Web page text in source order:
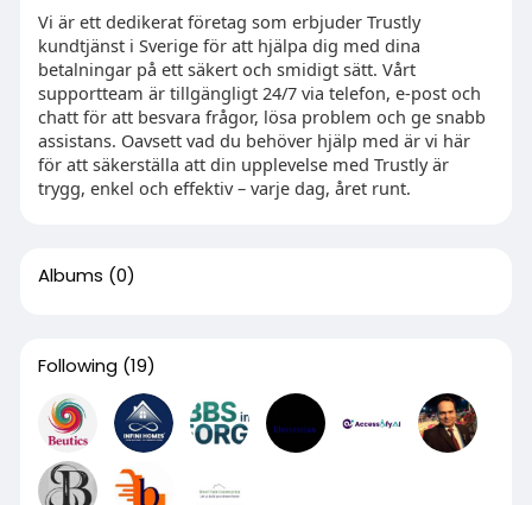
Vi är ett dedikerat företag som erbjuder Trustly
kundtjänst i Sverige för att hjälpa dig med dina
betalningar på ett säkert och smidigt sätt. Vårt
supportteam är tillgängligt 24/7 via telefon, e-post och
chatt för att besvara frågor, lösa problem och ge snabb
assistans. Oavsett vad du behöver hjälp med är vi här
för att säkerställa att din upplevelse med Trustly är
trygg, enkel och effektiv – varje dag, året runt.
Albums (0)
Following (19)